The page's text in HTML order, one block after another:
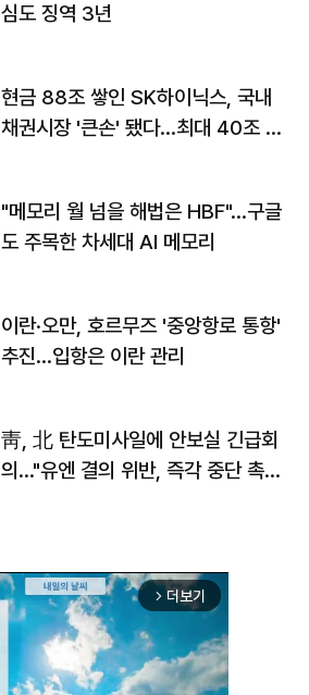
심도 징역 3년
현금 88조 쌓인 SK하이닉스, 국내
채권시장 '큰손' 됐다…최대 40조 투
"메모리 월 넘을 해법은 HBF"…구글
도 주목한 차세대 AI 메모리
이란·오만, 호르무즈 '중앙항로 통항'
추진…입항은 이란 관리
靑, 北 탄도미사일에 안보실 긴급회
의…"유엔 결의 위반, 즉각 중단 촉
arrow_forward_ios 더보기